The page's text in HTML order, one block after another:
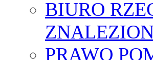
BIURO
PRAWO